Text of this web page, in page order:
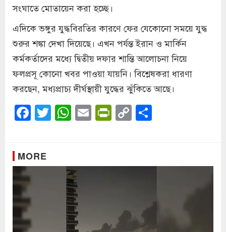
সংঘাতে মোতায়েন করা হচ্ছে।
এদিকে ভঙ্গুর যুদ্ধবিরতির কারণে ফের যেকোনো সময়ে যুদ্ধ
শুরুর শঙ্কা দেখা দিয়েছে। এখন পর্যন্ত ইরান ও মার্কিন
কর্মকর্তাদের মধ্যে দ্বিতীয় দফার শান্তি আলোচনা নিয়ে
ফলপ্রসূ কোনো খবর পাওয়া যায়নি। বিশ্লেষকরা ধারণা
করছেন, মধ্যপ্রাচ্য দীর্ঘস্থায়ী যুদ্ধের ঝুঁকিতে আছে।
Facebook
Twitter
WhatsApp
EmailPrintFriendly
Copy
Link
MORE